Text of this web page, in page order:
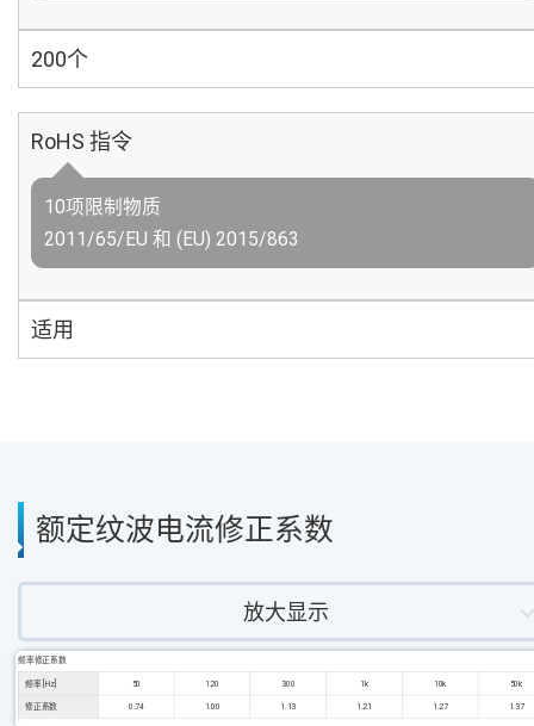
200个
RoHS 指令
10项限制物质
2011/65/EU 和 (EU) 2015/863
适用
额定纹波电流修正系数
放大显示
频率修正系数
频率 [Hz] 50 120 300 1k 10k 50k
修正系数 0.74 1.00 1.13 1.21 1.27 1.37